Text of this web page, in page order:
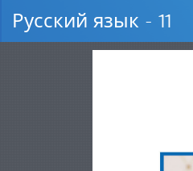
Русский язык - 11